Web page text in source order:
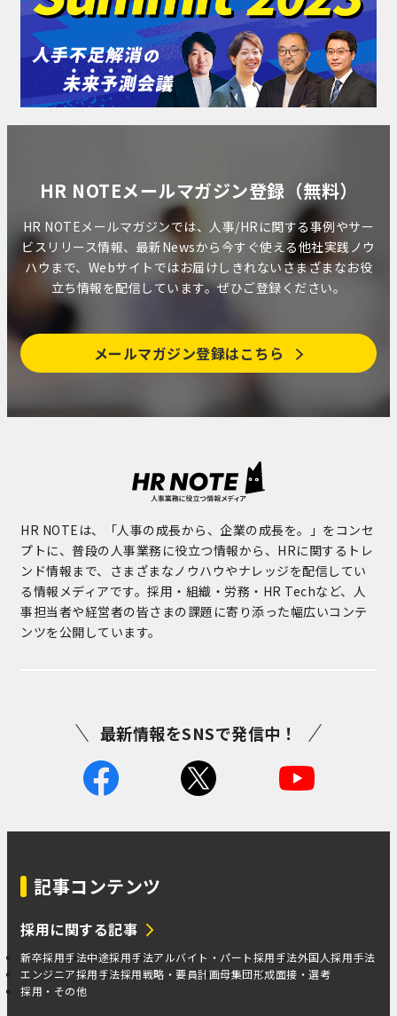
HR NOTEメールマガジン登録（無料）
HR NOTEメールマガジンでは、人事/HRに関する事例やサー
ビスリリース情報、最新Newsから今すぐ使える他社実践ノウ
ハウまで、Webサイトではお届けしきれないさまざまなお役
立ち情報を配信しています。ぜひご登録ください。
メールマガジン登録はこちら
HR NOTEは、「人事の成長から、企業の成長を。」をコンセ
プトに、普段の人事業務に役立つ情報から、HRに関するトレ
ンド情報まで、さまざまなノウハウやナレッジを配信してい
る情報メディアです。採用・組織・労務・HR Techなど、人
事担当者や経営者の皆さまの課題に寄り添った幅広いコンテ
ンツを公開しています。
最新情報をSNSで発信中！
記事コンテンツ
採用に関する記事
新卒採用手法中途採用手法アルバイト・パート採用手法外国人採用手法
エンジニア採用手法採用戦略・要員計画母集団形成面接・選考
採用・その他